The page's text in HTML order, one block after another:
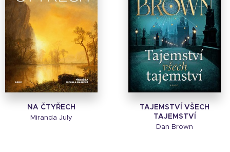
NA ČTYŘECH
Miranda July
TAJEMSTVÍ VŠECH
TAJEMSTVÍ
Dan Brown